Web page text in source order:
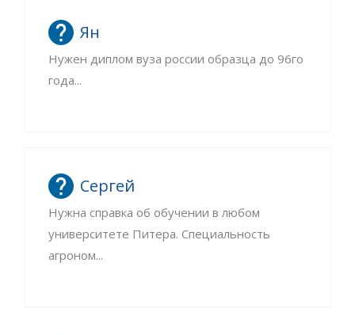
Ян
Нужен диплом вуза россии образца до 96го
года...
Сергей
Нужна справка об обучении в любом
университете Питера. Специальность
агроном...